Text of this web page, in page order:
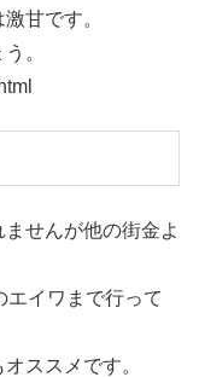
甘です。
。
せんが他の街金よ
エイワまで行って
ススメです。